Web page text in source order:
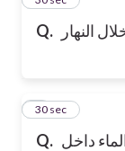
Q. النهار
Q. داخل
7
30 sec